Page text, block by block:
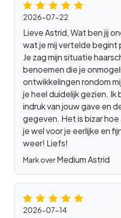
2026-07-22
Lieve Astrid, Wat ben jij
wat je mij vertelde begint
Je zag mijn situatie
benoemen die je
ontwikkelingen rondom
je heel duidelijk gezien.
indruk van jouw gave en
gegeven. Het is bizar
je wel voor je eerlijke en
weer! Liefs!
Mark overMedium Astrid
2026-07-14